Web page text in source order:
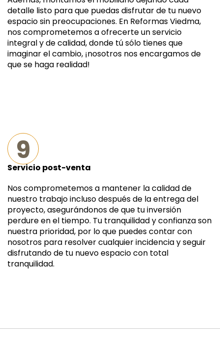
detalle listo para que puedas disfrutar de tu nuevo
espacio sin preocupaciones. En Reformas Viedma,
nos comprometemos a ofrecerte un servicio
integral y de calidad, donde tú sólo tienes que
imaginar el cambio, ¡nosotros nos encargamos de
que se haga realidad!
9
Servicio post-venta
Nos comprometemos a mantener la calidad de
nuestro trabajo incluso después de la entrega del
proyecto, asegurándonos de que tu inversión
perdure en el tiempo. Tu tranquilidad y confianza son
nuestra prioridad, por lo que puedes contar con
nosotros para resolver cualquier incidencia y seguir
disfrutando de tu nuevo espacio con total
tranquilidad.